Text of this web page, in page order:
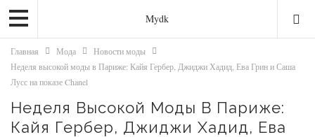
Mydk
Главная Мода
Новости моды
Неделя высокой моды в Париже: Кайя Гербер, Джиджи Хадид, Ева Грин и Саша
Лусс на показе Chanel
Неделя Высокой Моды В Париже:
Кайя Гербер, Джиджи Хадид, Ева